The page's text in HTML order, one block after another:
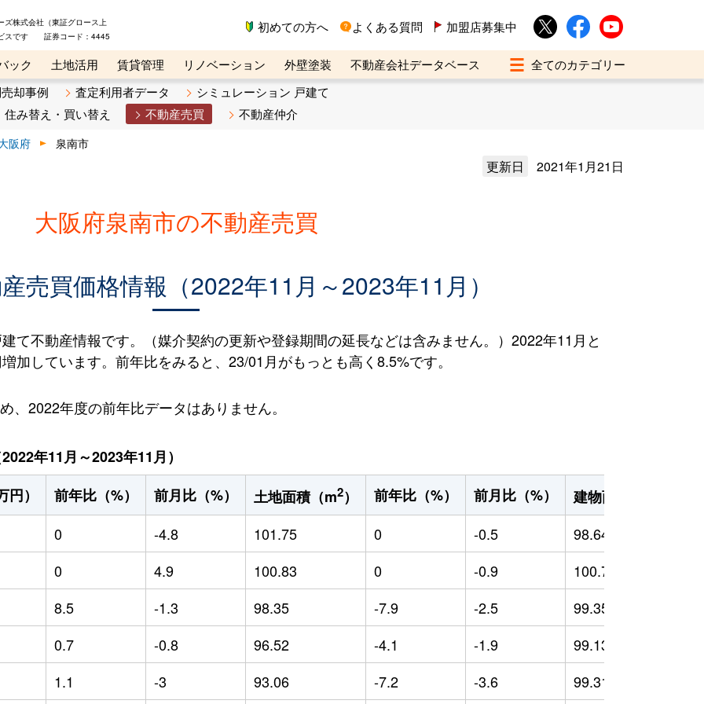
ズ株式会社（東証グロース上
スです 証券コード：4445
初めての方へ よくある質問 加盟店募集中
ック 土地活用 賃貸管理 リノベーション 外壁塗装
不動産会社データベース
イン講座
リビンマガジンBiz 不動産売却ご相談デスク
却事例 査定利用者データ
シミュレーション 戸建て
住み替え・買い替え
不動産売買 不動産仲介
阪府 泉南市
更新日 2021年1月21日
大阪府泉南市の不動産売買
売買価格情報（2022年11月～2023年11月）
て不動産情報です。（媒介契約の更新や登録期間の延長などは含みません。）2022年11月と
加しています。前年比をみると、23/01月がもっとも高く8.5%です。
2022年度の前年比データはありません。
年11月～2023年11月）
）
前年比（%） 前月比（%） 土地面積（m2） 前年比（%） 前月比（%） 建物面積（m
0
-4.8 101.75 0 -0.5 98.64
0
4.9 100.83 0 -0.9 100.71
8.5
-1.3 98.35 -7.9 -2.5 99.35
0.7
-0.8 96.52 -4.1 -1.9 99.13
1.1
-3 93.06 -7.2 -3.6 99.31